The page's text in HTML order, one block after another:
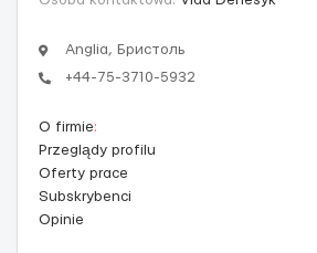
Anglia, Бристоль
+44-75-3710-5932
O firmie:
Przeglądy profilu
Oferty prace
Subskrybenci
Opinie